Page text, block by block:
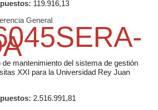
119.916,13
General
de mantenimiento del sistema de gestión
XXI para la Universidad Rey Juan
2.516.991,81